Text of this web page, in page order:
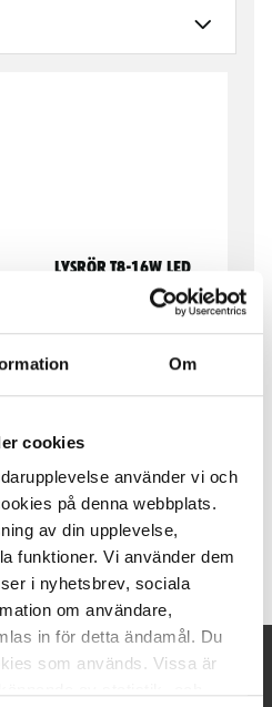
Om
cookies
använder vi och
på denna webbplats.
av din upplevelse,
funktioner. Vi använder dem
i nyhetsbrev, sociala
om användare,
in för detta ändamål. Du
som används. Vissa är
Lysrör T8-16W LED
G13 sockel
Lysrör T8-8W LED
G13 sockel